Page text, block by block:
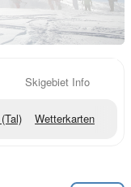
Skigebiet Info
(Tal) Wetterkarten